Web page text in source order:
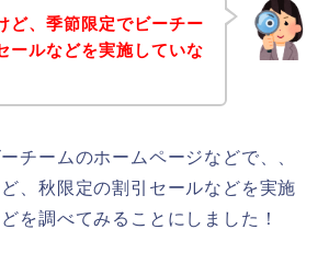
ど、季節限定でビーチー
ールなどを実施していな
チームのホームページなどで、、
、秋限定の割引セールなどを実施
を調べてみることにしました！